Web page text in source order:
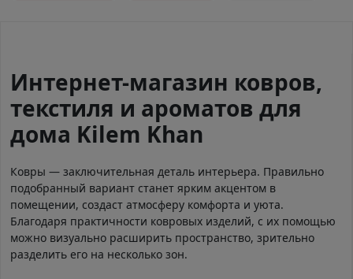
Интернет-магазин ковров,
текстиля и ароматов для
дома Kilem Khan
Ковры — заключительная деталь интерьера. Правильно
подобранный вариант станет ярким акцентом в
помещении, создаст атмосферу комфорта и уюта.
Благодаря практичности ковровых изделий, с их помощью
можно визуально расширить пространство, зрительно
разделить его на несколько зон.